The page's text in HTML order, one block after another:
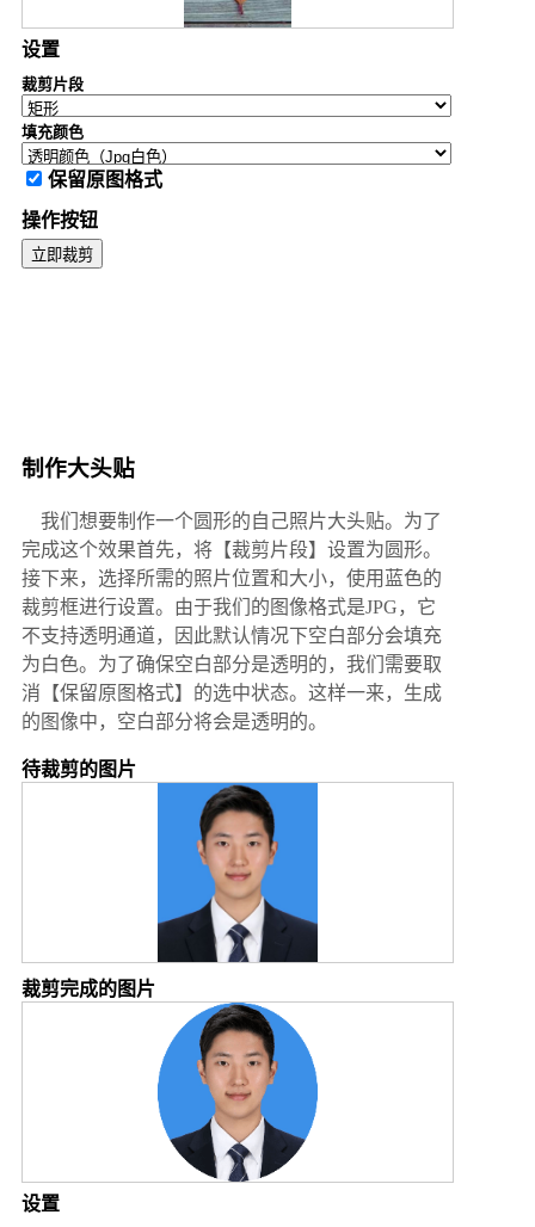
设置
裁剪片段
填充颜色
保留原图格式
操作按钮
立即裁剪
制作大头贴
我们想要制作一个圆形的自己照片大头贴。为了
完成这个效果首先，将【裁剪片段】设置为圆形。
接下来，选择所需的照片位置和大小，使用蓝色的
裁剪框进行设置。由于我们的图像格式是JPG，它
不支持透明通道，因此默认情况下空白部分会填充
为白色。为了确保空白部分是透明的，我们需要取
消【保留原图格式】的选中状态。这样一来，生成
的图像中，空白部分将会是透明的。
待裁剪的图片
裁剪完成的图片
设置